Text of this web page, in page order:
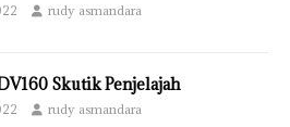
rudy asmandara
Skutik Penjelajah
rudy asmandara